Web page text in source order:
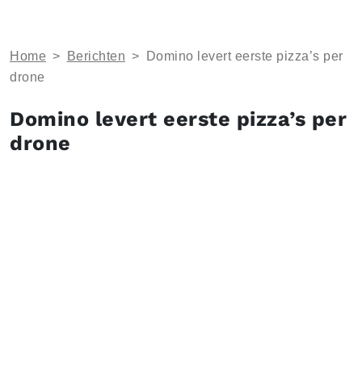
Home > Berichten >
Domino levert eerste pizza’s per
drone
Domino levert eerste pizza’s per
drone